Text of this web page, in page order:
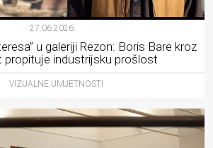
27.06.2026.
u galeriji Rezon: Boris Bare kroz
industrijsku prošlost
VIZUALNE UMJETNOSTI